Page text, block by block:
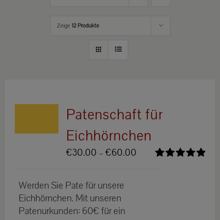
Zeige 12 Produkte
Patenschaft für
Eichhörnchen
€30.00 – €60.00Preisspanne:
Werden Sie Pate für unsere
Eichhörnchen. Mit unseren
Patenurkunden: 60€ für ein